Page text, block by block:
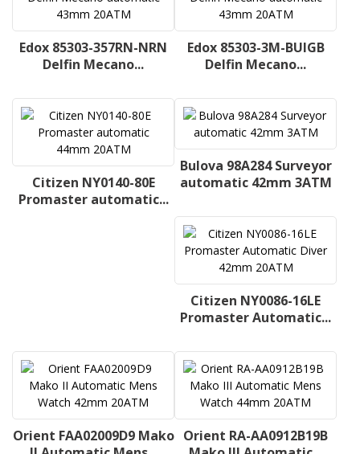
Edox 85303-357RN-NRN
Delfin Mecano...
Edox 85303-3M-BUIGB
Delfin Mecano...
Citizen NY0140-80E
Promaster automatic...
Bulova 98A284 Surveyor
automatic 42mm 3ATM
Citizen NY0086-16LE
Promaster Automatic...
Orient FAA02009D9 Mako Orient RA-AA0912B19B